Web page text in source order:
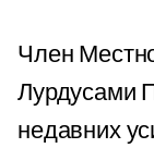
Член
Лурдусами
недавних